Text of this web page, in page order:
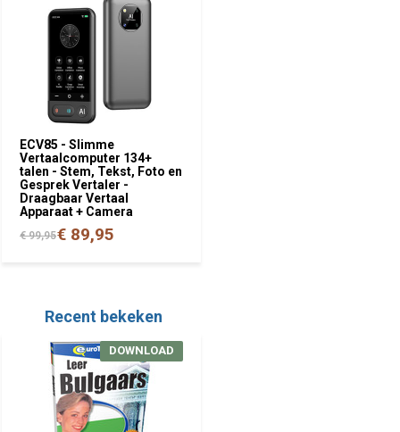
ECV85 - Slimme
Vertaalcomputer 134+
talen - Stem, Tekst, Foto en
Gesprek Vertaler -
Draagbaar Vertaal
Apparaat + Camera
€ 99,95€ 89,95
Recent bekeken
DOWNLOAD